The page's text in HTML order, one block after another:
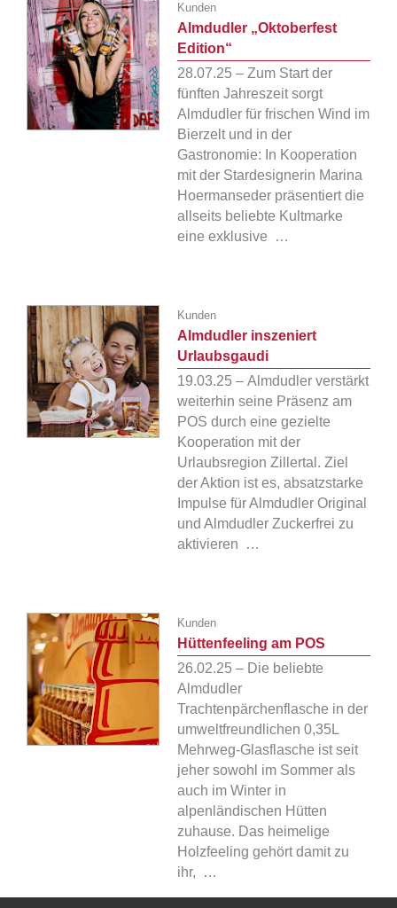
Kunden
Almdudler „Oktoberfest
Edition“
28.07.25 – Zum Start der
fünften Jahreszeit sorgt
Almdudler für frischen Wind im
Bierzelt und in der
Gastronomie: In Kooperation
mit der Stardesignerin Marina
Hoermanseder präsentiert die
allseits beliebte Kultmarke
eine exklusive …
Kunden
Almdudler inszeniert
Urlaubsgaudi
19.03.25 – Almdudler verstärkt
weiterhin seine Präsenz am
POS durch eine gezielte
Kooperation mit der
Urlaubsregion Zillertal. Ziel
der Aktion ist es, absatzstarke
Impulse für Almdudler Original
und Almdudler Zuckerfrei zu
aktivieren …
Kunden
Hüttenfeeling am POS
26.02.25 – Die beliebte
Almdudler
Trachtenpärchenflasche in der
umweltfreundlichen 0,35L
Mehrweg-Glasflasche ist seit
jeher sowohl im Sommer als
auch im Winter in
alpenländischen Hütten
zuhause. Das heimelige
Holzfeeling gehört damit zu
ihr, …